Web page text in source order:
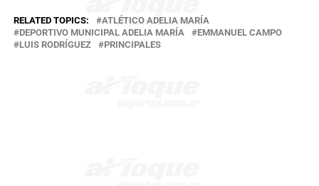
RELATED TOPICS:
ATLÉTICO ADELIA MARÍA
DEPORTIVO MUNICIPAL ADELIA MARÍA
EMMANUEL CAMPO
LUIS RODRÍGUEZ
PRINCIPALES